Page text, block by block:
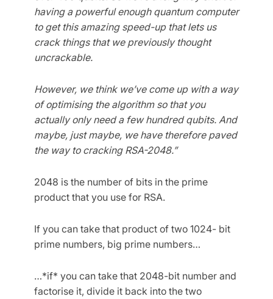
having a powerful enough quantum computer
to get this amazing speed-up that lets us
crack things that we previously thought
uncrackable.
However, we think we’ve come up with a way
of optimising the algorithm so that you
actually only need a few hundred qubits. And
maybe, just maybe, we have therefore paved
the way to cracking RSA-2048.”
2048 is the number of bits in the prime
product that you use for RSA.
If you can take that product of two 1024- bit
prime numbers, big prime numbers…
…*if* you can take that 2048-bit number and
factorise it, divide it back into the two